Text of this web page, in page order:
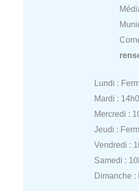
Lundi :
Mardi :
Mercredi :
Jeudi :
Vendredi :
Samedi :
Dimanche :